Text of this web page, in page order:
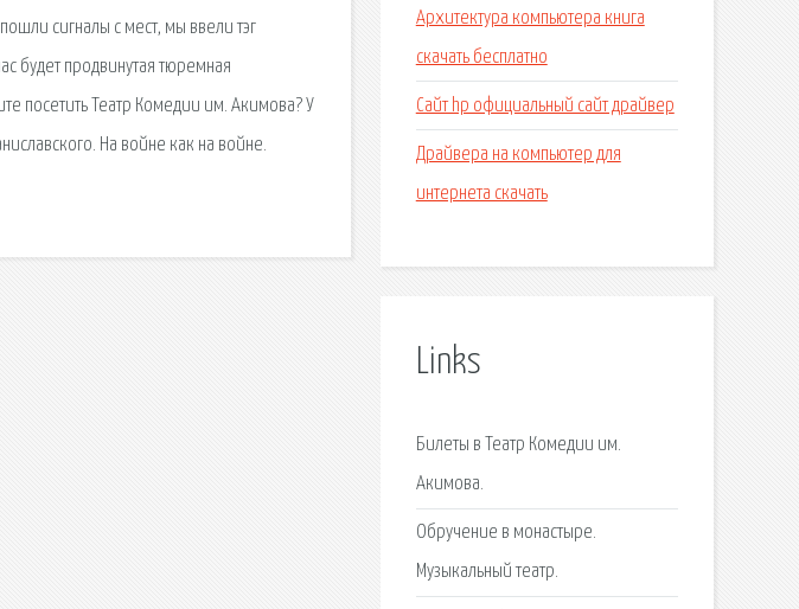
сигналы с мест, мы ввели тэг
будет продвинутая тюремная
посетить Театр Комедии им. Акимова? У
На войне как на войне.
Архитектура компьютера книга
скачать бесплатно
Сайт hp официальный сайт драйвер
Драйвера на компьютер для
интернета скачать
Links
Билеты в Театр Комедии им.
Акимова.
Обручение в монастыре.
Музыкальный театр.